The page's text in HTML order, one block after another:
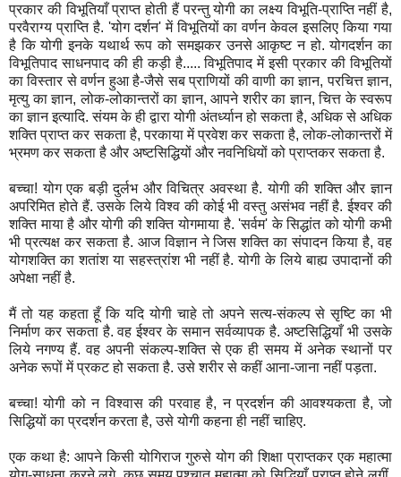
प्रकार की विभूतियाँ प्राप्त होती हैं परन्तु योगी का लक्ष्य विभूति-प्राप्ति नहीं है,
परवैराग्य प्राप्ति है. 'योग दर्शन' में विभूतियों का वर्णन केवल इसलिए किया गया
है कि योगी इनके यथार्थ रूप को समझकर उनसे आकृष्ट न हो. योगदर्शन का
विभूतिपाद साधनपाद की ही कड़ी है..... विभूतिपाद में इसी प्रकार की विभूतियों
का विस्तार से वर्णन हुआ है-जैसे सब प्राणियों की वाणी का ज्ञान, परचित्त ज्ञान,
मृत्यु का ज्ञान, लोक-लोकान्तरों का ज्ञान, आपने शरीर का ज्ञान, चित्त के स्वरूप
का ज्ञान इत्यादि. संयम के ही द्वारा योगी अंतर्ध्यान हो सकता है, अधिक से अधिक
शक्ति प्राप्त कर सकता है, परकाया में प्रवेश कर सकता है, लोक-लोकान्तरों में
भ्रमण कर सकता है और अष्टसिद्धियों और नवनिधियों को प्राप्तकर सकता है.
बच्चा! योग एक बड़ी दुर्लभ और विचित्र अवस्था है. योगी की शक्ति और ज्ञान
अपरिमित होते हैं. उसके लिये विश्व की कोई भी वस्तु असंभव नहीं है. ईश्वर की
शक्ति माया है और योगी की शक्ति योगमाया है. 'सर्वम' के सिद्धांत को योगी कभी
भी प्रत्यक्ष कर सकता है. आज विज्ञान ने जिस शक्ति का संपादन किया है, वह
योगशक्ति का शतांश या सहस्त्रांश भी नहीं है. योगी के लिये बाह्य उपादानों की
अपेक्षा नहीं है.
मैं तो यह कहता हूँ कि यदि योगी चाहे तो अपने सत्य-संकल्प से सृष्टि का भी
निर्माण कर सकता है. वह ईश्वर के समान सर्वव्यापक है. अष्टसिद्धियाँ भी उसके
लिये नगण्य हैं. वह अपनी संकल्प-शक्ति से एक ही समय में अनेक स्थानों पर
अनेक रूपों में प्रकट हो सकता है. उसे शरीर से कहीं आना-जाना नहीं पड़ता.
बच्चा! योगी को न विश्वास की परवाह है, न प्रदर्शन की आवश्यकता है, जो
सिद्धियों का प्रदर्शन करता है, उसे योगी कहना ही नहीं चाहिए.
एक कथा है: आपने किसी योगिराज गुरुसे योग की शिक्षा प्राप्तकर एक महात्मा